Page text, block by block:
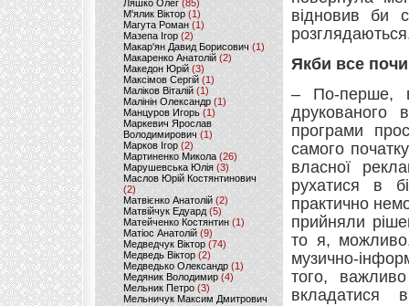
Ляшко Олег (85)
М'ялик Віктор(1)
Магута Роман(1)
Мазепа Ігор (2)
Макар'ян Давид Борисович(1)
Макаренко Анатолій (2)
Македон Юрій(3)
Максімов Сергій (1)
Маліков Віталій (1)
Малінін Олександр (1)
Манцуров Игорь (1)
Маркевич Ярослав
Володимирович (1)
Марков Ігор (2)
Мартиненко Микола (26)
Марушевська Юлія (3)
Маслов Юрій Костянтинович
(2)
Матвієнко Анатолій (2)
Матвійчук Едуард(5)
Матейченко Костянтин (1)
Матіос Анатолій (9)
Медведчук Віктор(74)
Медведь Віктор (2)
Медведько Олександр (1)
Медяник Володимир(4)
Мельник Петро (3)
Мельничук Максим Дмитрович
відновив би
Якби все
– По-перше,
друкованого
програми
самого
власної
рухатися в
практично
прийняли
то я,
музично-
того,
вкладатися